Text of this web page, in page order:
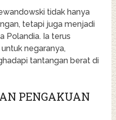
tidak hanya
tetapi juga menjadi
Polandia. Ia terus
negaranya,
tantangan berat di
PENGAKUAN